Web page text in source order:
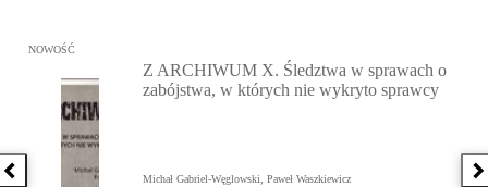
Poprzednia książka
Przejdź do: Z ARCHIWUM X. Śledztwa w sprawach o
NOWOŚĆ
Z ARCHIWUM X. Śledztwa w sprawach o
zabójstwa, w których nie wykryto sprawcy
Michał Gabriel-Węglowski, Paweł Waszkiewicz